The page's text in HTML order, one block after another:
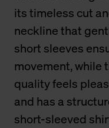
its timeless cut
neckline that
short sleeves
movement, while
quality feels
and has a
short-sleeved